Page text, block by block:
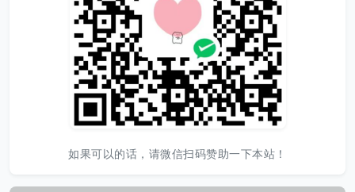
如果可以的话，请微信扫码赞助一下本站！